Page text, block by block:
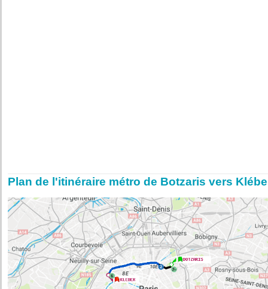
Plan de l'itinéraire métro de Botzaris vers